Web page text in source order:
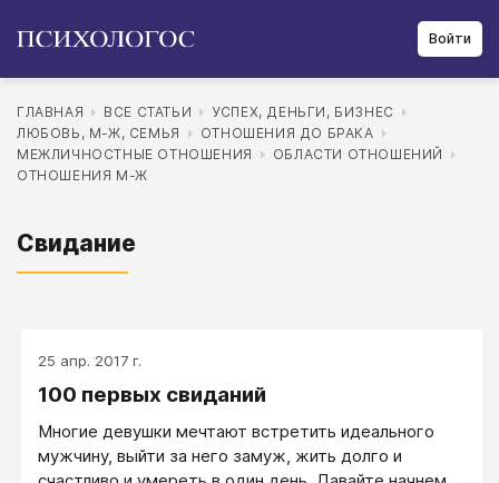
Войти
ГЛАВНАЯ ВСЕ СТАТЬИ
УСПЕХ, ДЕНЬГИ, БИЗНЕС
ЛЮБОВЬ, М-Ж, СЕМЬЯ
ОТНОШЕНИЯ ДО БРАКА
МЕЖЛИЧНОСТНЫЕ ОТНОШЕНИЯ
ОБЛАСТИ ОТНОШЕНИЙ
ОТНОШЕНИЯ М-Ж
Свидание
25 апр. 2017 г.
100 первых свиданий
Многие девушки мечтают встретить идеального
мужчину, выйти за него замуж, жить долго и